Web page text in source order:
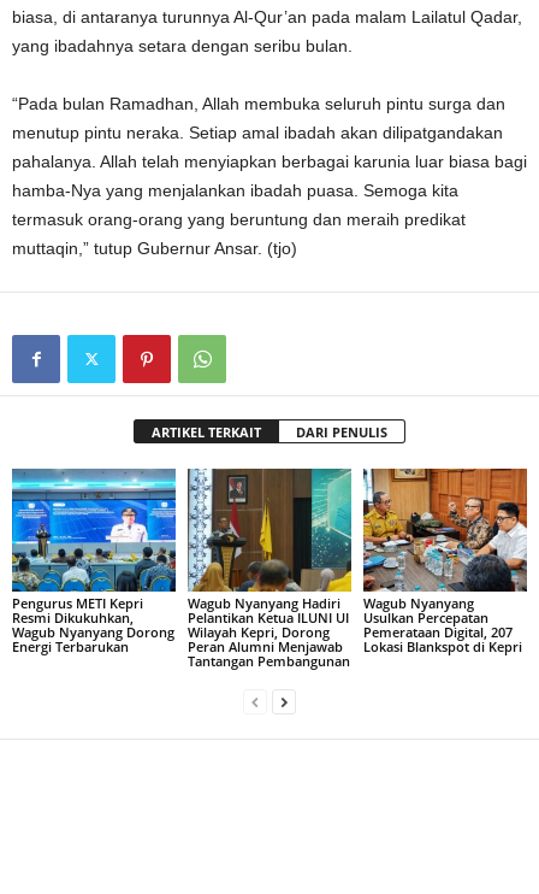
biasa, di antaranya turunnya Al-Qur’an pada malam Lailatul Qadar,
yang ibadahnya setara dengan seribu bulan.
“Pada bulan Ramadhan, Allah membuka seluruh pintu surga dan
menutup pintu neraka. Setiap amal ibadah akan dilipatgandakan
pahalanya. Allah telah menyiapkan berbagai karunia luar biasa bagi
hamba-Nya yang menjalankan ibadah puasa. Semoga kita
termasuk orang-orang yang beruntung dan meraih predikat
muttaqin,” tutup Gubernur Ansar. (tjo)
ARTIKEL TERKAIT DARI PENULIS
Pengurus METI Kepri
Resmi Dikukuhkan,
Wagub Nyanyang Dorong
Energi Terbarukan
Wagub Nyanyang Hadiri
Pelantikan Ketua ILUNI UI
Wilayah Kepri, Dorong
Peran Alumni Menjawab
Tantangan Pembangunan
Wagub Nyanyang
Usulkan Percepatan
Pemerataan Digital, 207
Lokasi Blankspot di Kepri